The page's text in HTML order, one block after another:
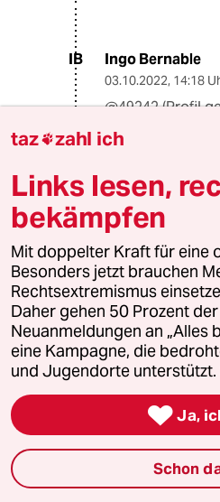
IB Ingo Bernable
03.10.2022, 14:18
@49242 (Profil
entspringt dem
Der Begriff
und Aktivistin
um
abwertenden
uA von etlichen
ProFamilia, der
Rights Watch,
... Alles
zutiefst
freiwillig. "
"Stephanie:
Sexarbeit
taz zahl ich
Links lesen,
bekämpfen
Mit doppelter Kraft für eine
Besonders jetzt brauchen
Rechtsextremismus
Daher gehen 50 Prozent
Neuanmeldungen an „Alles
eine Kampagne, die
und Jugendorte unterstützt.
 Ja,
Schon